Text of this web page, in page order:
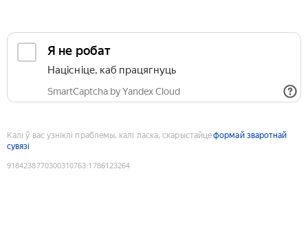
Я не робат
Націсніце, каб працягнуць
SmartCaptcha by Yandex Cloud
Калі ў вас узніклі праблемы, калі ласка, скарыстайцеформай зваротнай
сувязі
9184238770300310763:1786123264